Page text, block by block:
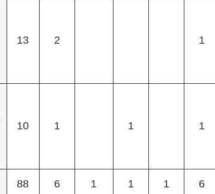
13 2 1
10 1 1 1
88 6 1 1 1 6